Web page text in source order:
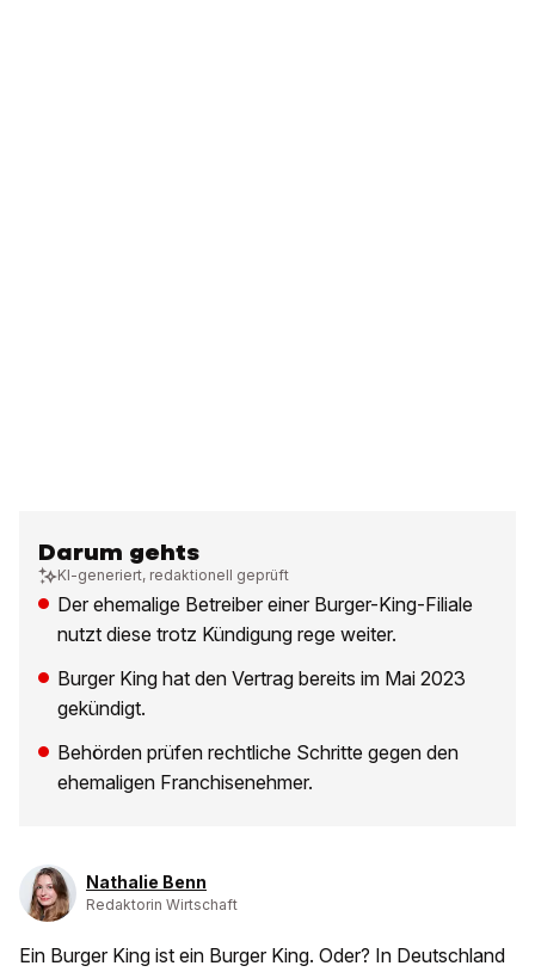
Darum gehts
KI-generiert, redaktionell geprüft
Der ehemalige Betreiber einer Burger-King-Filiale
nutzt diese trotz Kündigung rege weiter.
Burger King hat den Vertrag bereits im Mai 2023
gekündigt.
Behörden prüfen rechtliche Schritte gegen den
ehemaligen Franchisenehmer.
Nathalie Benn
Redaktorin Wirtschaft
Ein Burger King ist ein Burger King. Oder? In Deutschland